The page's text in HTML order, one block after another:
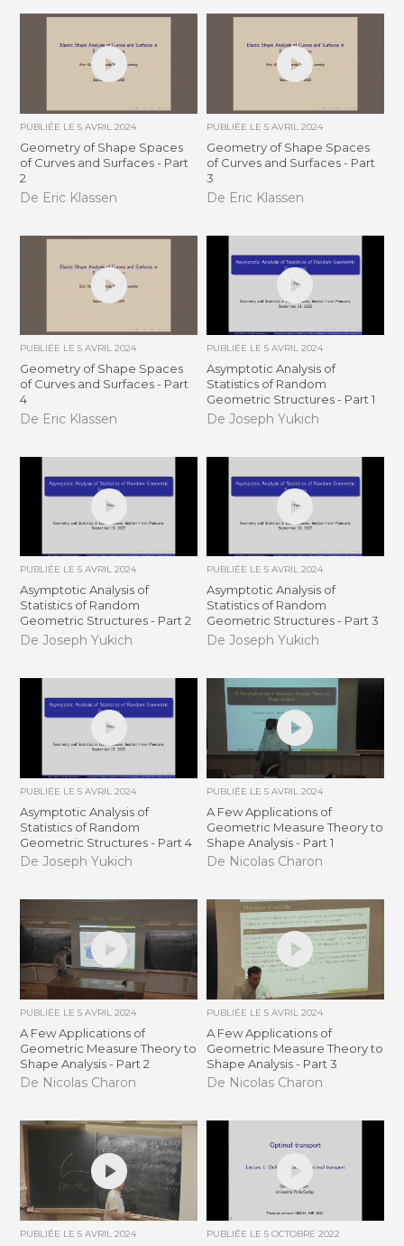
PUBLIÉE LE5 AVRIL 2024
Geometry of Shape Spaces
of Curves and Surfaces - Part
2
De Eric Klassen
PUBLIÉE LE 5 AVRIL 2024
Geometry of Shape Spaces
of Curves and Surfaces - Part
3
De Eric Klassen
PUBLIÉE LE5 AVRIL 2024
Geometry of Shape Spaces
of Curves and Surfaces - Part
4
De Eric Klassen
PUBLIÉE LE 5 AVRIL 2024
Asymptotic Analysis of
Statistics of Random
Geometric Structures - Part 1
De Joseph Yukich
PUBLIÉE LE5 AVRIL 2024
Asymptotic Analysis of
Statistics of Random
Geometric Structures - Part 2
De Joseph Yukich
PUBLIÉE LE 5 AVRIL 2024
Asymptotic Analysis of
Statistics of Random
Geometric Structures - Part 3
De Joseph Yukich
PUBLIÉE LE5 AVRIL 2024
Asymptotic Analysis of
Statistics of Random
Geometric Structures - Part 4
De Joseph Yukich
PUBLIÉE LE 5 AVRIL 2024
A Few Applications of
Geometric Measure Theory to
Shape Analysis - Part 1
De Nicolas Charon
PUBLIÉE LE5 AVRIL 2024
A Few Applications of
Geometric Measure Theory to
Shape Analysis - Part 2
De Nicolas Charon
PUBLIÉE LE 5 AVRIL 2024
A Few Applications of
Geometric Measure Theory to
Shape Analysis - Part 3
De Nicolas Charon
PUBLIÉE LE5 AVRIL 2024 PUBLIÉE LE 5 OCTOBRE 2022